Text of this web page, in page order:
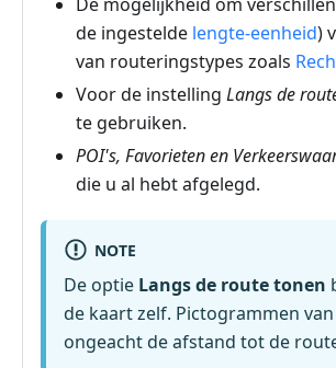
de ingestelde lengte-eenheid)
van routeringstypes zoals
Voor de instelling Langs de
te gebruiken.
POI's, Favorieten en
die u al hebt afgelegd.
NOTE
De optie Langs de route tonen
de kaart zelf. Pictogrammen
ongeacht de afstand tot de